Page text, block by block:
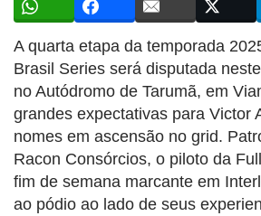
A quarta etapa da temporada
Brasil Series será disputada
no Autódromo de Tarumã, em
grandes expectativas para Victor
nomes em ascensão no grid.
Racon Consórcios, o piloto da
fim de semana marcante em
ao pódio ao lado de seus